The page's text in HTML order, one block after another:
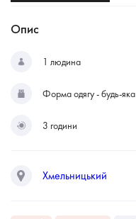
Опис
1 людина
Форма одягу - будь-яка
3 години
Хмельницький